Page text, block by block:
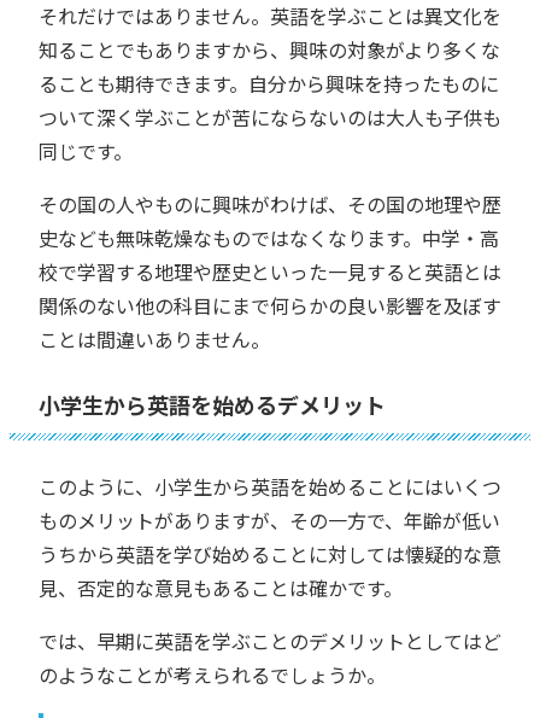
それだけではありません。英語を学ぶことは異文化を
知ることでもありますから、興味の対象がより多くな
ることも期待できます。自分から興味を持ったものに
ついて深く学ぶことが苦にならないのは大人も子供も
同じです。
その国の人やものに興味がわけば、その国の地理や歴
史なども無味乾燥なものではなくなります。中学・高
校で学習する地理や歴史といった一見すると英語とは
関係のない他の科目にまで何らかの良い影響を及ぼす
ことは間違いありません。
小学生から英語を始めるデメリット
このように、小学生から英語を始めることにはいくつ
ものメリットがありますが、その一方で、年齢が低い
うちから英語を学び始めることに対しては懐疑的な意
見、否定的な意見もあることは確かです。
では、早期に英語を学ぶことのデメリットとしてはど
のようなことが考えられるでしょうか。